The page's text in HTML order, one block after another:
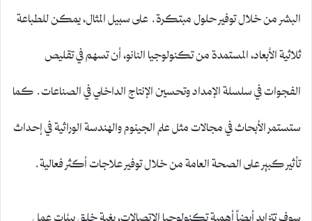
البشر من خلال توفير حلول مبتكرة. على سبيل المثال، يمكن للطباعة
ثلاثية الأبعاد، المستمدة من تكنولوجيا النانو، أن تسهم في تقليص
الفجوات في سلسلة الإمداد وتحسين الإنتاج الداخلي في الصناعات. كما
ستستمر الأبحاث في مجالات مثل علم الجينوم والهندسة الوراثية في إحداث
تأثير كبير على الصحة العامة من خلال توفير علاجات أكثر فعالية.
سوف تتزايد أيضاً أهمية تكنولوجيا الاتصالات، بغية خلق بيئات عمل